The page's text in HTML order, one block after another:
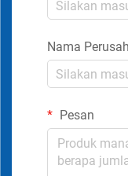
Nama
Pesan